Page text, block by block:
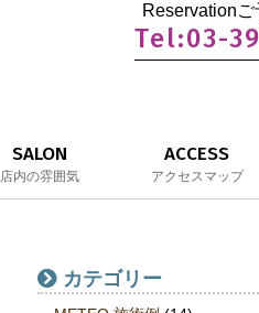
Reservation
Tel:03-
SALON
店内の雰囲気
ACCESS
アクセスマップ
カテゴリー